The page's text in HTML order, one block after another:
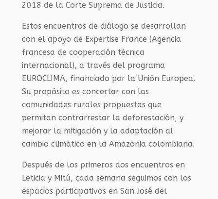
2018 de la Corte Suprema de Justicia.
Estos encuentros de diálogo se desarrollan
con el apoyo de Expertise France (Agencia
francesa de cooperación técnica
internacional), a través del programa
EUROCLIMA, financiado por la Unión Europea.
Su propósito es concertar con las
comunidades rurales propuestas que
permitan contrarrestar la deforestación, y
mejorar la mitigación y la adaptación al
cambio climático en la Amazonia colombiana.
Después de los primeros dos encuentros en
Leticia y Mitú, cada semana seguimos con los
espacios participativos en San José del